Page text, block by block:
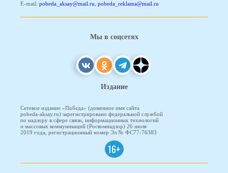
E-mail: pobeda_aksay@mail.ru, pobeda_reklama@mail.ru
Мы в соцсетях
Издание
Сетевое издание «Победа» (доменное имя сайта
pobeda-aksay.ru) зарегистрировано федеральной службой
по надзору в сфере связи, информационных технологий
и массовых коммуникаций (Роскомнадзор) 26 июля
2019 года, регистрационный номер Эл № ФС77-76383
16+